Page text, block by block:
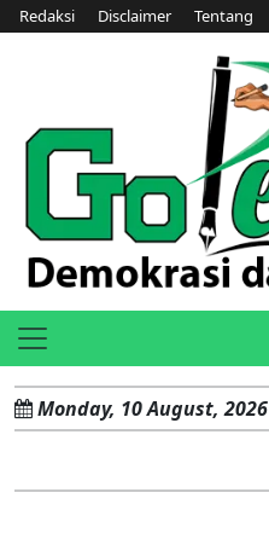
Redaksi Disclaimer Tentang
Monday, 10 August, 2026